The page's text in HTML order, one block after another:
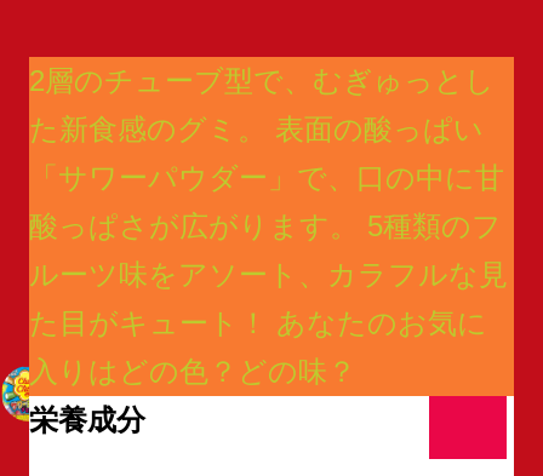
2層のチューブ型で、むぎゅっとし
た新食感のグミ。 表面の酸っぱい
「サワーパウダー」で、口の中に甘
酸っぱさが広がります。 5種類のフ
ルーツ味をアソート、カラフルな見
た目がキュート！ あなたのお気に
入りはどの色？どの味？
栄養成分